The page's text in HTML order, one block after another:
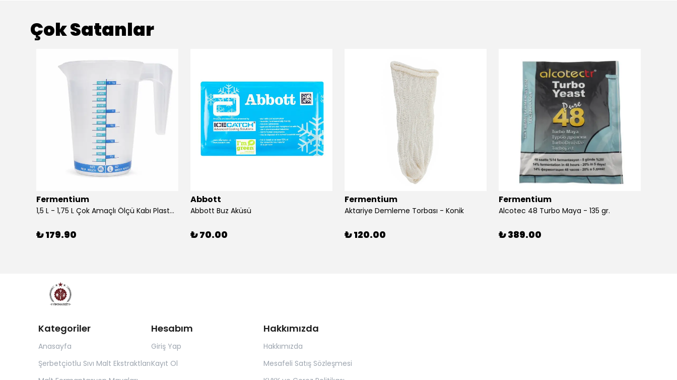
Çok Satanlar
Fermentium
1,5 L - 1,75 L Çok Amaçlı Ölçü Kabı PlastArt
₺ 179.90
Abbott
Abbott Buz Aküsü
₺ 70.00
Fermentium
Aktariye Demleme Torbası - Konik
₺ 120.00
Fermentium
Alcotec 48 Turbo Maya - 135 gr.
₺ 389.00
Kategoriler
Anasayfa
Şerbetçiotlu Sıvı Malt Ekstraktları
Hesabım
Giriş Yap
Kayıt Ol
Hakkımızda
Hakkımızda
Mesafeli Satış Sözleşmesi